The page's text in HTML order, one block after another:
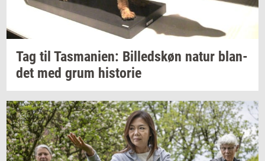
Tag til Tas­ma­ni­en: Bil­leds­køn natur blan­
det med grum hi­sto­rie